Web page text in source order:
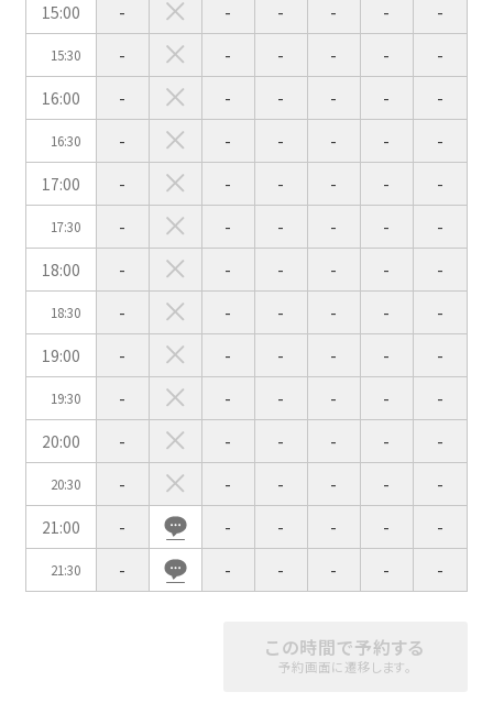
15:00
- - - - - -
15:30 - - - - -
-
16:00
- - - - - -
16:30 - - - - -
-
17:00
- - - - - -
17:30 - - - - -
-
18:00
- - - - - -
18:30 - - - - -
-
19:00
- - - - - -
19:30 - - - - -
-
20:00
- - - - - -
20:30 - - - - -
-
21:00
- - - - - -
21:30 - - - - - -
この時間で予約する
予約画面に遷移します。
面積
会場の種類
イベントホール
こだわり条件※複数選択可能
特長で選ぶ
駅直結
天井高3.5ｍ以上
窓があり開放感のある
会場
喫煙所あり
大型スクリーンあり
4t車以上荷捌きあり
時間貸し駐車場あり
専有回線(NURO)あり
用途で選ぶ
株主総会・IR
プレス発表